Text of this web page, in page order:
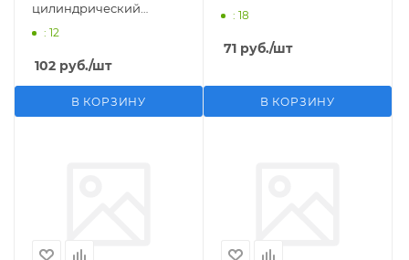
цилиндрический
M1/2">F1/4"
: 12
102 руб./шт
В КОРЗИНУ
: 18
71 руб./шт
В КОРЗИНУ